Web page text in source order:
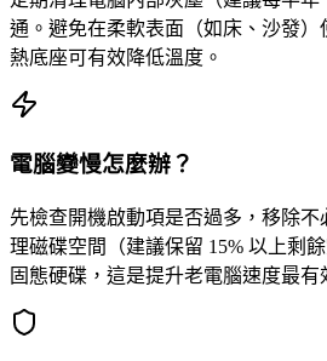
通。避免在柔軟表面（如床、沙發
熱底座可有效降低溫度。
電腦變慢怎麼辦？
先檢查開機啟動項是否過多，移除
理磁碟空間（建議保留 15% 以上剩
固態硬碟，這是提升老電腦速度最有